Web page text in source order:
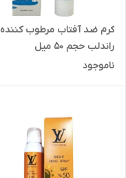
کرم ضد آفتاب مرطوب کننده
راندلب حجم 50 میل
ناموجود